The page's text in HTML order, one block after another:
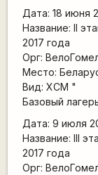
Дата: 18 июня
Название: II
2017 года
Орг:
Место:
Вид: ХСМ "
Базовый
Дата: 9 июля
Название: III
2017 года
Орг: